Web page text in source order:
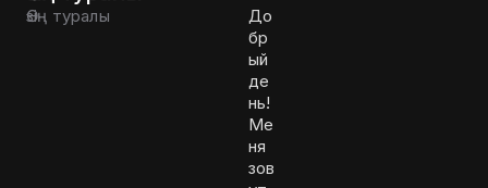
Өзің туралы
До
бр
ый
де
нь!
Ме
ня
зов